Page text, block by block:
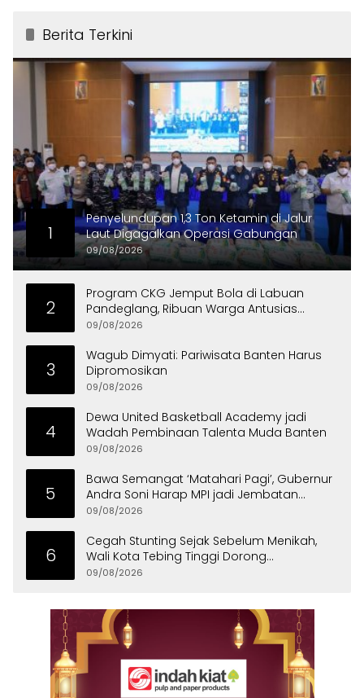
Berita Terkini
1
Penyelundupan 1,3 Ton Ketamin di Jalur
Laut Digagalkan Operasi Gabungan
09/08/2026
2
Program CKG Jemput Bola di Labuan
Pandeglang, Ribuan Warga Antusias
Periksa Kesehatan
09/08/2026
3
Wagub Dimyati: Pariwisata Banten Harus
Dipromosikan
09/08/2026
4
Dewa United Basketball Academy jadi
Wadah Pembinaan Talenta Muda Banten
09/08/2026
5
Bawa Semangat ‘Matahari Pagi’, Gubernur
Andra Soni Harap MPI jadi Jembatan
Aspirasi Warga Banten
09/08/2026
6
Cegah Stunting Sejak Sebelum Menikah,
Wali Kota Tebing Tinggi Dorong
Optimalisasi SP3 Catin
09/08/2026